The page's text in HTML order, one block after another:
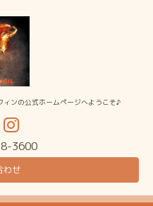
ンの公式ホームページへようこそ♪
3600
わせ